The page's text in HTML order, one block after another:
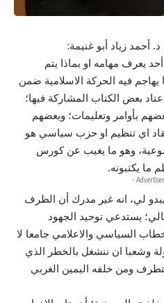
أحمد زياد أبو غنيمة:
يعرف مهامه او بماذا يتم
فيه الحركة الاسلامية ضمن
بعض الكتاب المشاركة فيها؛
بأوامر وتعليمات؛ وبعضهم
اي تنظيم او حزب سياسي هو
وهو ما يغيب عن كورس
ما يكتبونه.
لي، انه غير مدرك أن الظرف
يستدعي توحيد الجهود
السياسي والاعلامي جامعا لا
وشعبا ان ننشغل بالخطر الذي
ومن خلفه اليمين الغربي